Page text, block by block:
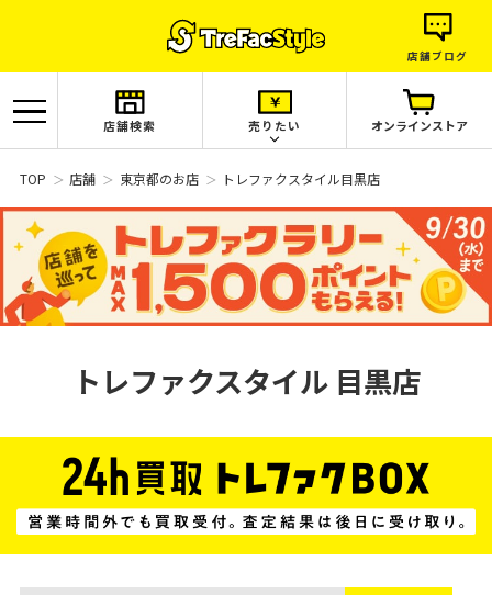
店舗ブログ
店舗検索 売りたい オンラインストア
TOP 店舗 東京都のお店 トレファクスタイル目黒店
トレファクスタイル 目黒店